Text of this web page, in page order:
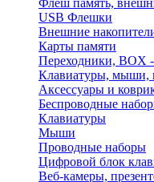
Флеш память,
USB Флешки
Внешние
Карты памяти
Переходники, BOX
Клавиатуры, мыши,
Аксессуары и
Беспроводные
Клавиатуры
Мыши
Проводные наборы
Цифровой блок
Веб-камеры,